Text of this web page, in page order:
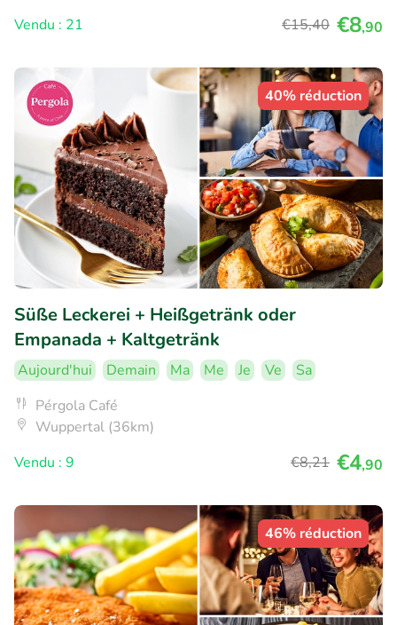
Vendu : 21
€15,40 €8,90
40% réduction
Süße Leckerei + Heißgetränk oder
Empanada + Kaltgetränk
Aujourd'hui Demain Ma Me Je Ve
Sa
Pérgola Café
Wuppertal (36km)
Vendu : 9
€8,21 €4,90
46% réduction